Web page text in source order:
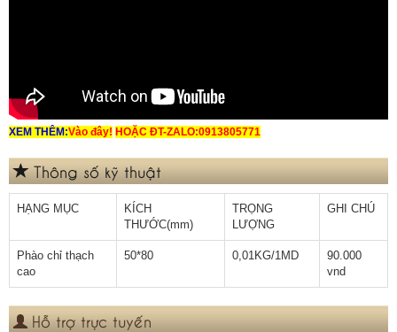
XEM THÊM:Vào đây! HOẶC ĐT-ZALO:0913805771
Thông số kỹ thuật
HẠNG MỤC
KÍCH
THƯỚC(mm)
TRỌNG
LƯỢNG
GHI CHÚ
Phào chỉ thạch
cao
50*80 0,01KG/1MD
90.000
vnd
Hỗ trợ trực tuyến